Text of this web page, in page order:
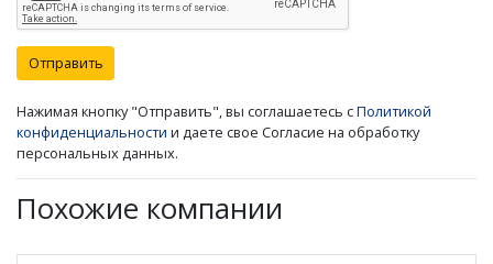
Отправить
Нажимая кнопку "Отправить", вы соглашаетесь сПолитикой
конфиденциальности и даете свое Согласие на обработку
персональных данных.
Похожие компании